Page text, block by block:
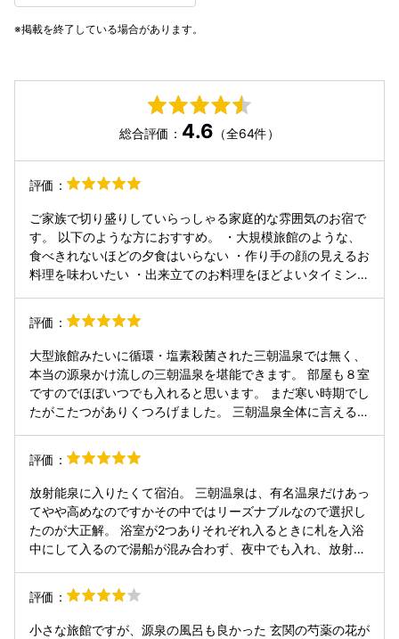
掲載を終了している場合があります。
総合評価： 4.6 （全64件）
評価：
ご家族で切り盛りしていらっしゃる家庭的な雰囲気のお宿で
す。 以下のような方におすすめ。 ・大規模旅館のような、
食べきれないほどの夕食はいらない ・作り手の顔の見えるお
料理を味わいたい ・出来立てのお料理をほどよいタイミング
お風呂をゆっくり楽しみたい ・部屋にトイレがなくても大丈
夫 建物自体は歴史を重ねているようですが、内装はリフォー
ムされていて綺麗です。 お料理について、ホームページでは
「会席料理というより田舎料理のアレンジ」と謙遜されてい
ますが、一流料亭に負けないくらいの凝ったものも出て来ま
す。 しかも、焼き立て、揚げたてを出して下さるので猶更美
味しいです。山菜の天ぷら最高でした。 数種類のお刺身盛り
も嬉しかった！ お酒も良心的なお値段で、厳選された品ぞろ
くのも楽しい！ 私たちは「純米吟醸なかだれ」（800円）を
いただきました。 夜や朝はテレビを消して、自然の音を楽し
むことをお勧めします。 東向きの１階のお部屋でしたので、
朝陽と共に鳥のさえずりで目覚めた朝の気持ちよかったこ
と！ すぐにお風呂に向かい、ゆっくりと静かに朝風呂を楽し
むという贅沢。 最高のお宿でした。 （令和８年４月泊）
評価：
大型旅館みたいに循環・塩素殺菌された三朝温泉では無く、
本当の源泉かけ流しの三朝温泉を堪能できます。 部屋も８室
ですのでほぼいつでも入れると思います。 まだ寒い時期でし
たがこたつがありくつろげました。 三朝温泉全体に言える事
した物が買えません。 タバコや好みの飲み物、酒のアテなど
来る途中のセブンとローソンで買ってきて下さい、温泉街で
は何も調達できません。
評価：
放射能泉に入りたくて宿泊。 三朝温泉は、有名温泉だけあっ
てやや高めなのですかその中ではリーズナブルなので選択し
たのが大正解。 浴室が2つありそれぞれ入るときに札を入浴
中にして入るので湯船が混み合わず、夜中でも入れ、放射能
能泉を満喫できた。 安く抑えるために素泊りを選択したが、
料理も美味しいらしいので次回は食事つきにしようと思う。
評価：
小さな旅館ですが、源泉の風呂も良かった 玄関の芍薬の花が